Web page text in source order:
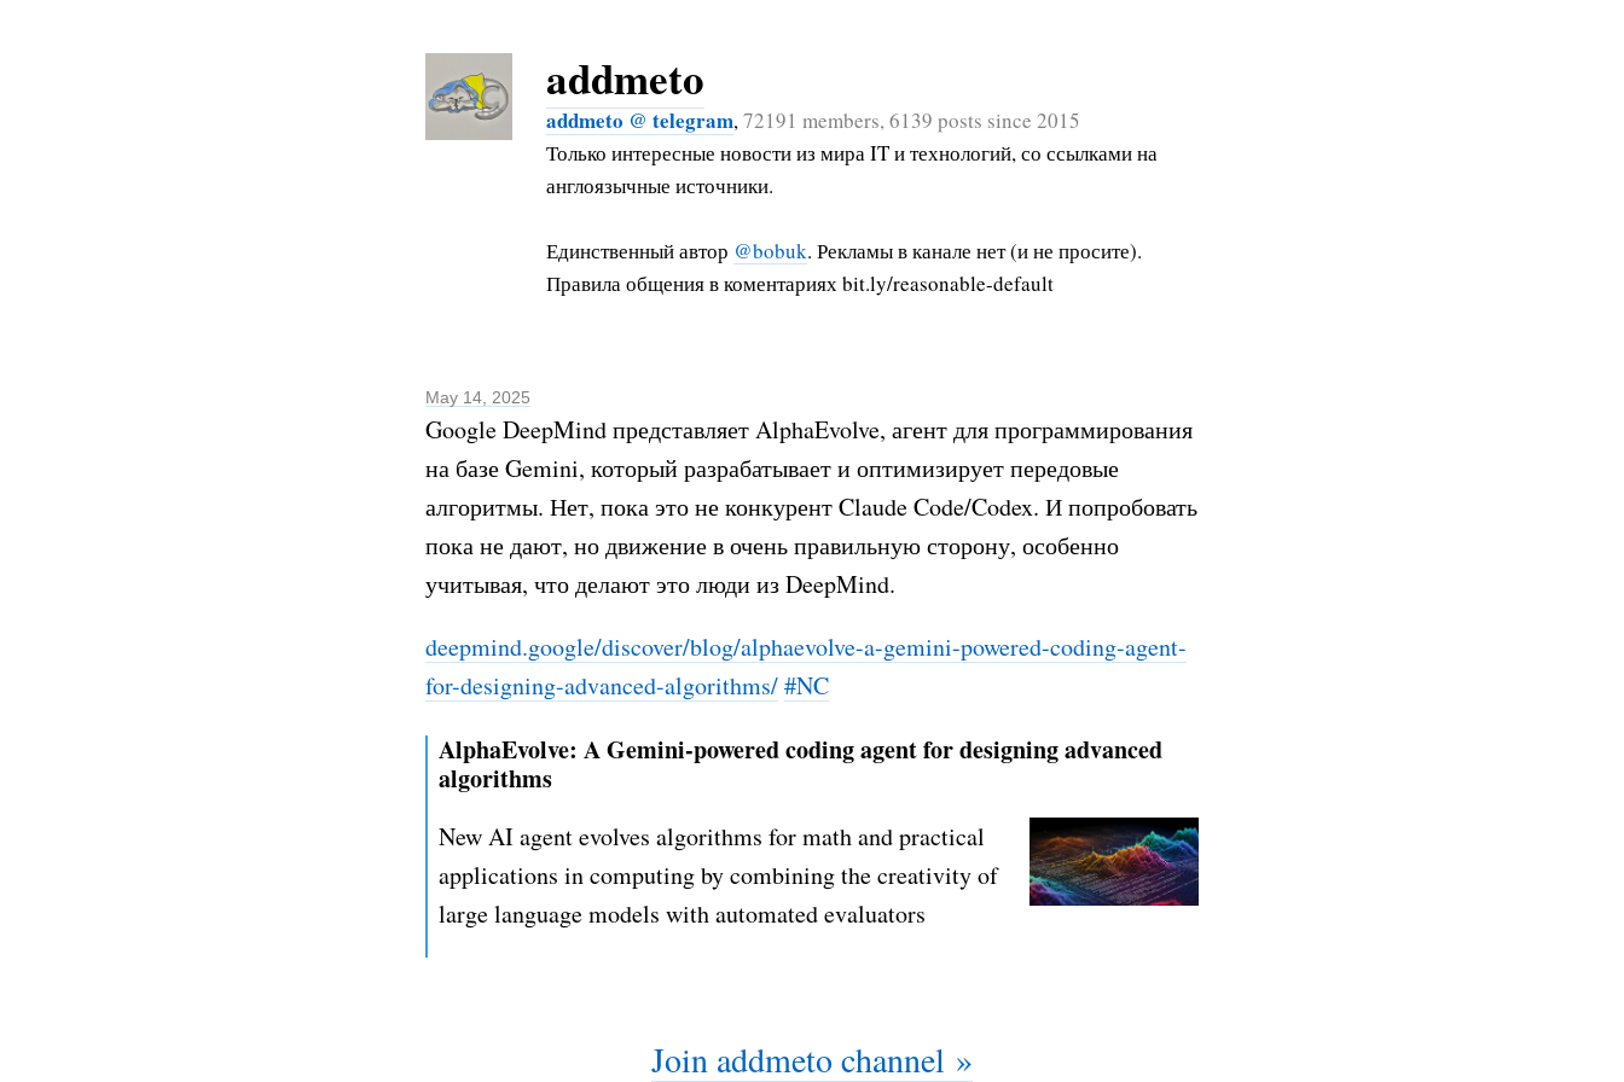
addmeto
addmeto @ telegram,72191 members, 6139 posts since 2015
Только интересные новости из мира IT и технологий, со ссылками на
англоязычные источники.
Единственный автор @bobuk. Рекламы в канале нет (и не просите).
Правила общения в коментариях bit.ly/reasonable-default
May 14, 2025
Google DeepMind представляет AlphaEvolve, агент для программирования
на базе Gemini, который разрабатывает и оптимизирует передовые
алгоритмы. Нет, пока это не конкурент Claude Code/Codex. И попробовать
пока не дают, но движение в очень правильную сторону, особенно
учитывая, что делают это люди из DeepMind.
deepmind.google/discover/blog/alphaevolve-a-gemini-powered-coding-agent-
for-designing-advanced-algorithms/#NC
AlphaEvolve: A Gemini-powered coding agent for designing advanced
algorithms
New AI agent evolves algorithms for math and practical
applications in computing by combining the creativity of
large language models with automated evaluators
Join addmeto channel »